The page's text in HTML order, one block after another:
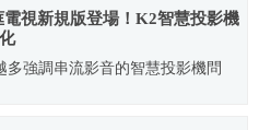
視新規版登場！K2智慧投影機
多強調串流影音的智慧投影機問